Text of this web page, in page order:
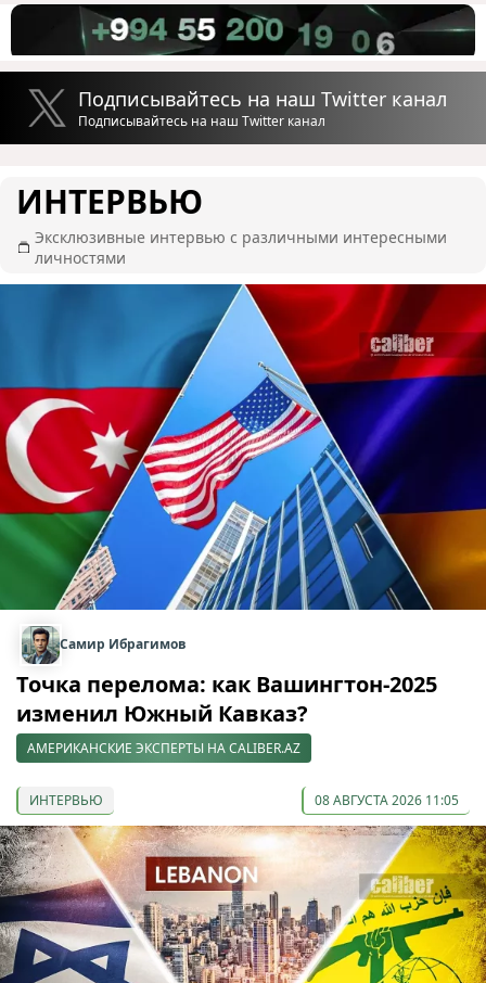
Подписывайтесь на наш Twitter канал
Подписывайтесь на наш Twitter канал
ИНТЕРВЬЮ
Эксклюзивные интервью с различными интересными
личностями
Самир Ибрагимов
Точка перелома: как Вашингтон-2025
изменил Южный Кавказ?
АМЕРИКАНСКИЕ ЭКСПЕРТЫ НА CALIBER.AZ
ИНТЕРВЬЮ 08 АВГУСТА 2026 11:05